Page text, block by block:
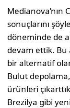
Medianova’nın
sonuçlarını
döneminde de
devam ettik. Bu
bir alternatif
Bulut
ürünleri
Brezilya gibi